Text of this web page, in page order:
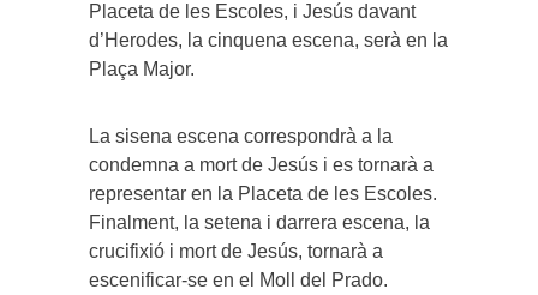
Placeta de les Escoles, i Jesús davant
d’Herodes, la cinquena escena, serà en la
Plaça Major.
La sisena escena correspondrà a la
condemna a mort de Jesús i es tornarà a
representar en la Placeta de les Escoles.
Finalment, la setena i darrera escena, la
crucifixió i mort de Jesús, tornarà a
escenificar-se en el Moll del Prado.